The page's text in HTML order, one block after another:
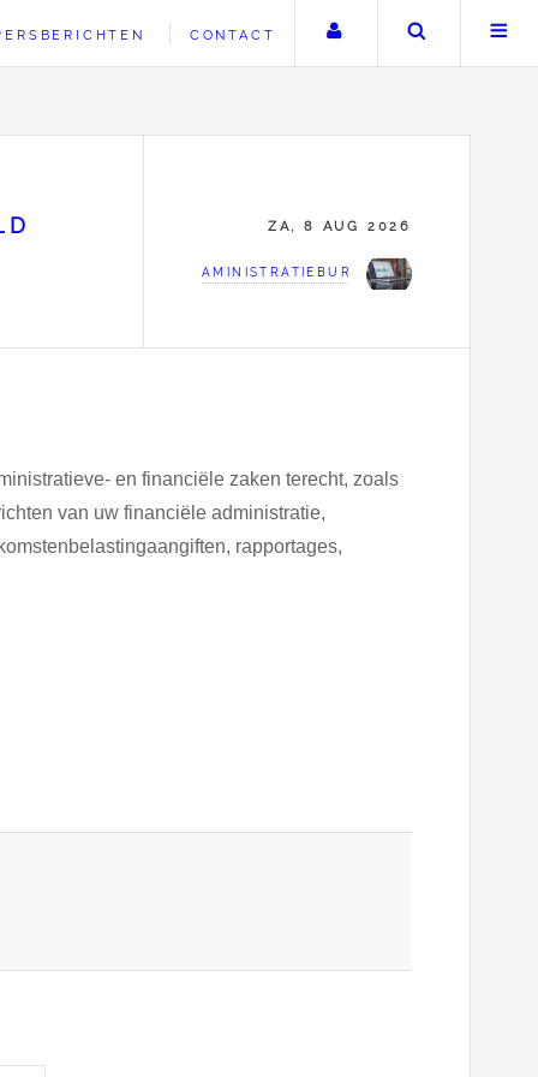
CONTACT Uw accountZoeken
ZA, 8 AUG 2026
AMINISTRATIEBURO OOSTERVELD
en financiële zaken terecht, zoals
van uw financiële administratie,
rapportages,